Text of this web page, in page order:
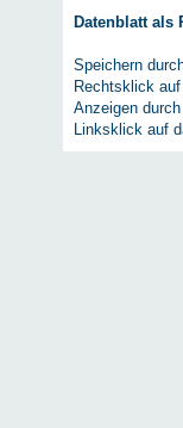
Datenblatt als
Speichern
Rechtsklick
Anzeigen durch
Linksklick auf